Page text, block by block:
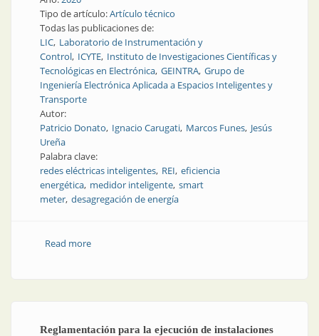
Tipo de artículo:Artículo técnico
Todas las publicaciones de:
LIC Laboratorio de Instrumentación y
Control ICYTE Instituto de Investigaciones Científicas y
Tecnológicas en Electrónica GEINTRA Grupo de
Ingeniería Electrónica Aplicada a Espacios Inteligentes y
Transporte
Autor:
Patricio Donato Ignacio Carugati Marcos Funes Jesús
Ureña
Palabra clave:
redes eléctricas inteligentes REI eficiencia
energética medidor inteligente smart
meter desagregación de energía
Read moreabout Desagregación no intrusiva de consumos
Reglamentación para la ejecución de instalaciones